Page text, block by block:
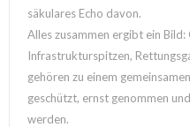
säkulares Echo davon.
Alles zusammen ergibt ein Bild:
Infrastrukturspitzen,
gehören zu einem
geschützt, ernst genommen
werden.